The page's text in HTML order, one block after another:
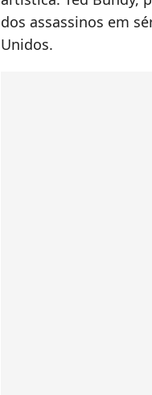
dos assassinos em
Unidos.